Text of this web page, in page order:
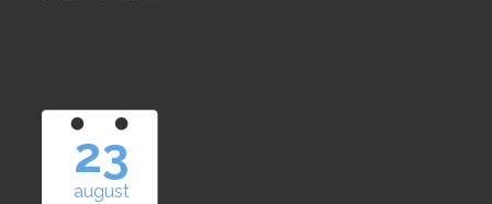
23
august